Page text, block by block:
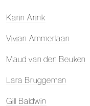
Karin Arink
Vivian Ammerlaan
Maud van den Beuken
Lara Bruggeman
Gill Baldwin